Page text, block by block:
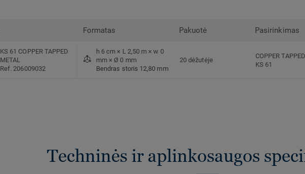
Formatas Pakuotė Pasirinkimas
KS 61 COPPER TAPPED
METAL
Ref. 206009032
h 6 cm × L 2,50 m × w 0
mm × Ø 0 mm
Bendras storis 12,80 mm
20 dėžutėje
COPPER
KS 61
Techninės ir aplinkosaugos